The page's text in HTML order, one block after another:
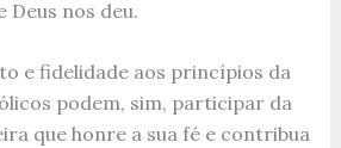
Deus nos deu.
e fidelidade aos princípios da
podem, sim, participar da
que honre a sua fé e contribua